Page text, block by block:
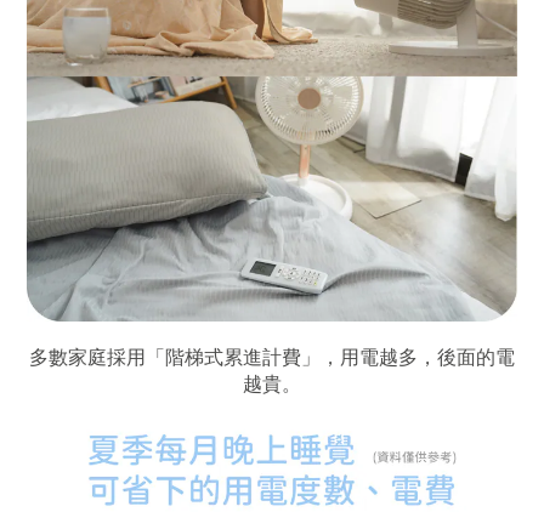
多數家庭採用「階梯式累進計費」，用電越多，後面的電
越貴。